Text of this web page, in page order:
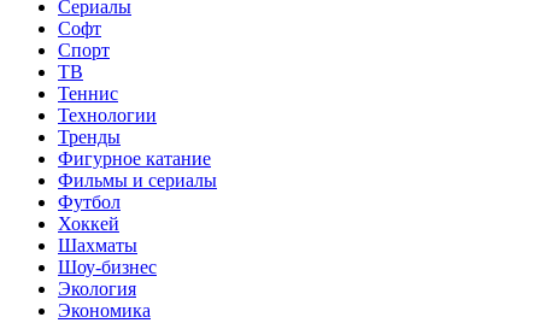
Сериалы
Софт
Спорт
ТВ
Теннис
Технологии
Тренды
Фигурное катание
Фильмы и сериалы
Футбол
Хоккей
Шахматы
Шоу-бизнес
Экология
Экономика